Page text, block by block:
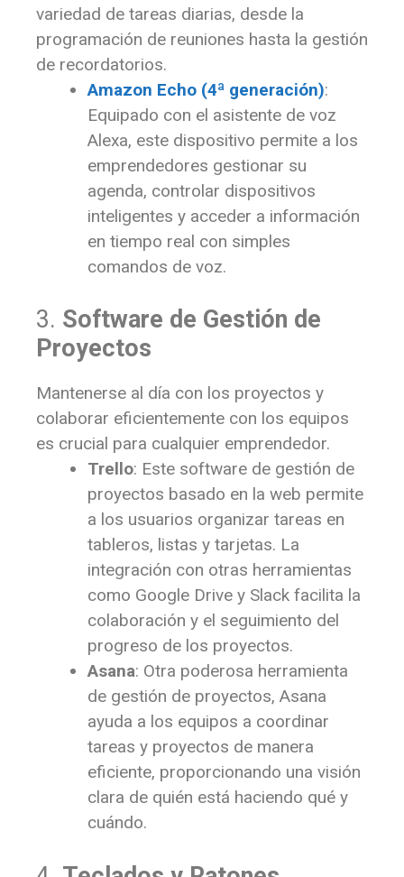
variedad de tareas diarias, desde la
programación de reuniones hasta la gestión
de recordatorios.
Amazon Echo (4ª generación):
Equipado con el asistente de voz
Alexa, este dispositivo permite a los
emprendedores gestionar su
agenda, controlar dispositivos
inteligentes y acceder a información
en tiempo real con simples
comandos de voz.
3. Software de Gestión de
Proyectos
Mantenerse al día con los proyectos y
colaborar eficientemente con los equipos
es crucial para cualquier emprendedor.
Trello: Este software de gestión de
proyectos basado en la web permite
a los usuarios organizar tareas en
tableros, listas y tarjetas. La
integración con otras herramientas
como Google Drive y Slack facilita la
colaboración y el seguimiento del
progreso de los proyectos.
Asana: Otra poderosa herramienta
de gestión de proyectos, Asana
ayuda a los equipos a coordinar
tareas y proyectos de manera
eficiente, proporcionando una visión
clara de quién está haciendo qué y
cuándo.